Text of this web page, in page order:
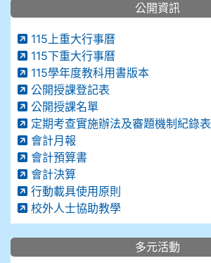
公開資訊
115上重大行事曆
115下重大行事曆
115學年度教科用書版本
公開授課登記表
公開授課名單
定期考查實施辦法及審題機制紀錄表
會計月報
會計預算書
會計決算
行動載具使用原則
校外人士協助教學
多元活動